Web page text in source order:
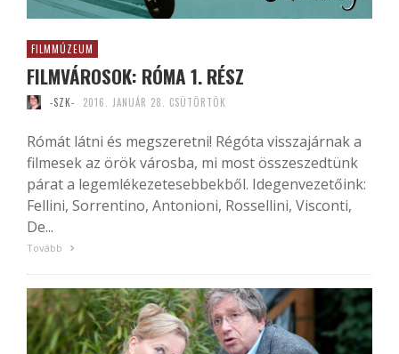
FILMMÚZEUM
FILMVÁROSOK: RÓMA 1. RÉSZ
-SZK- 2016. JANUÁR 28. CSÜTÖRTÖK
Rómát látni és megszeretni! Régóta visszajárnak a
filmesek az örök városba, mi most összeszedtünk
párat a legemlékezetesebbekből. Idegenvezetőink:
Fellini, Sorrentino, Antonioni, Rossellini, Visconti,
De...
Tovább